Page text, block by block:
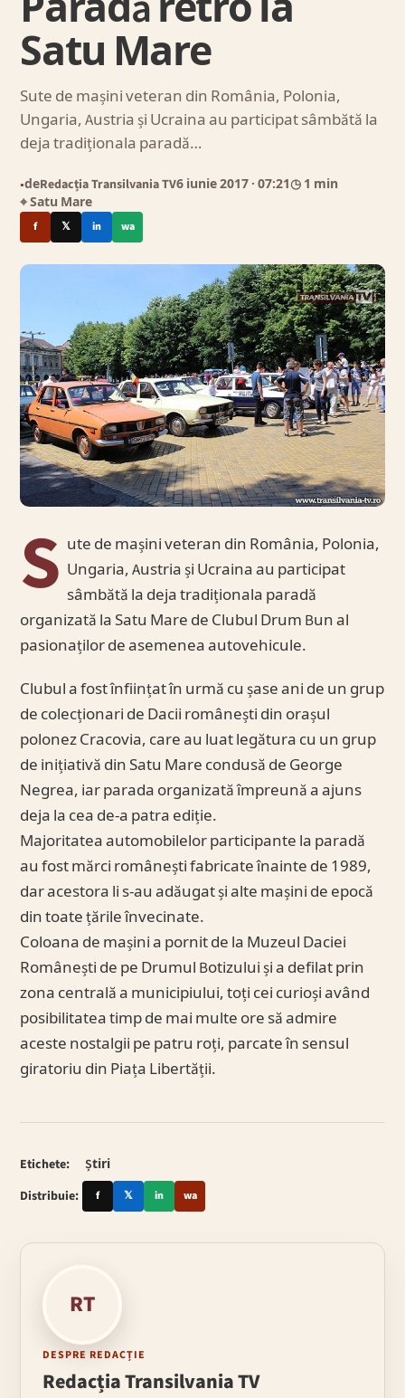
Satu Mare
Sute de mașini veteran din România, Polonia,
Ungaria, Austria și Ucraina au participat sâmbătă la
deja tradiționala paradă…
●deRedacția Transilvania TV6 iunie 2017 · 07:21◷ 1 min
⌖ Satu Mare
f 𝕏 in wa
S ute de mașini veteran din România, Polonia,
Ungaria, Austria și Ucraina au participat
sâmbătă la deja tradiționala paradă
organizată la Satu Mare de Clubul Drum Bun al
pasionaților de asemenea autovehicule.
Clubul a fost înființat în urmă cu șase ani de un grup
de colecționari de Dacii românești din orașul
polonez Cracovia, care au luat legătura cu un grup
de inițiativă din Satu Mare condusă de George
Negrea, iar parada organizată împreună a ajuns
deja la cea de-a patra ediție.
Majoritatea automobilelor participante la paradă
au fost mărci românești fabricate înainte de 1989,
dar acestora li s-au adăugat și alte mașini de epocă
din toate țările învecinate.
Coloana de mașini a pornit de la Muzeul Daciei
Românești de pe Drumul Botizului și a defilat prin
zona centrală a municipiului, toți cei curioși având
posibilitatea timp de mai multe ore să admire
aceste nostalgii pe patru roți, parcate în sensul
giratoriu din Piața Libertății.
Etichete:
Știri
Distribuie:
f 𝕏 in wa
RT
DESPRE REDACȚIE
Redacția Transilvania TV